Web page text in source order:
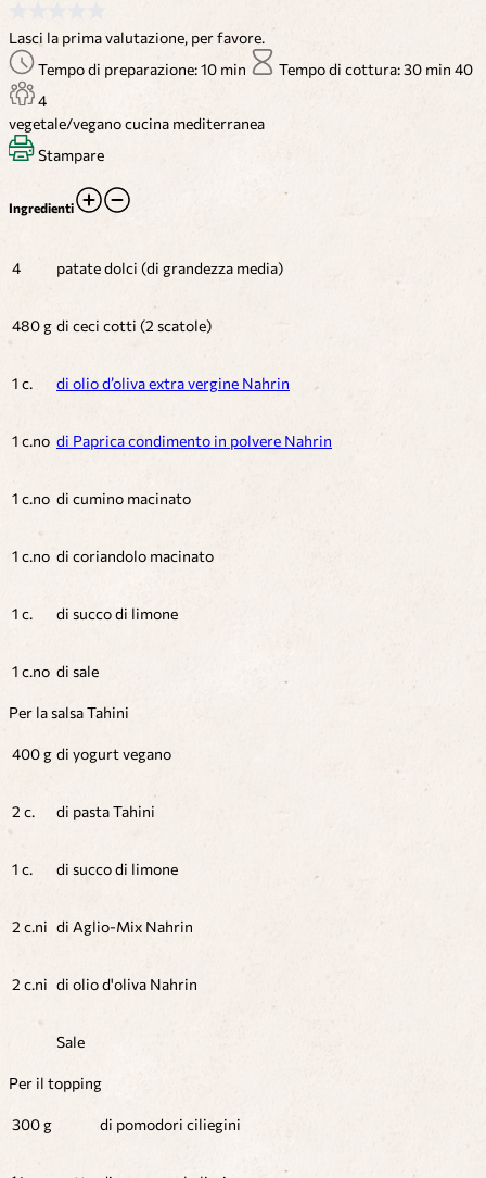
Lasci la prima valutazione, per favore.
Tempo di preparazione: 10 min
Tempo di cottura: 30 min 40
4
vegetale/veganocucina mediterranea
Stampare
Ingredienti
4 patate dolci (di grandezza media)
480 g di ceci cotti (2 scatole)
1 c. di olio d’oliva extra vergine Nahrin
1 c.no di Paprica condimento in polvere Nahrin
1 c.no di cumino macinato
1 c.no di coriandolo macinato
1 c. di succo di limone
1 c.no di sale
Per la salsa Tahini
400 g di yogurt vegano
2 c. di pasta Tahini
1 c. di succo di limone
2 c.ni di Aglio-Mix Nahrin
2 c.ni di olio d'oliva Nahrin
Sale
Per il topping
300 g di pomodori ciliegini